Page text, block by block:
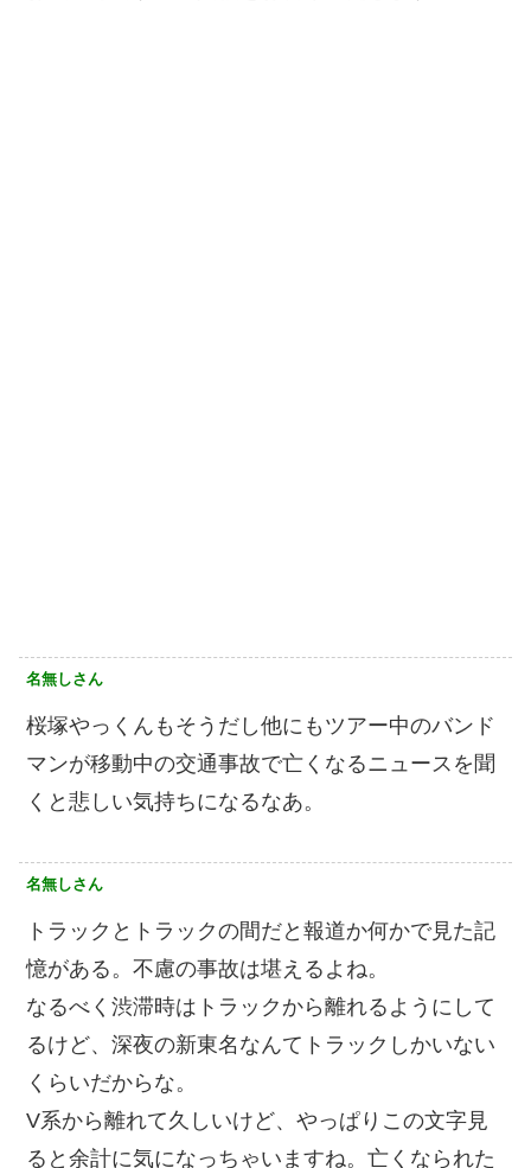
名無しさん
桜塚やっくんもそうだし他にもツアー中のバンド
マンが移動中の交通事故で亡くなるニュースを聞
くと悲しい気持ちになるなあ。
名無しさん
トラックとトラックの間だと報道か何かで見た記
憶がある。不慮の事故は堪えるよね。
なるべく渋滞時はトラックから離れるようにして
るけど、深夜の新東名なんてトラックしかいない
くらいだからな。
V系から離れて久しいけど、やっぱりこの文字見
ると余計に気になっちゃいますね。亡くなられた